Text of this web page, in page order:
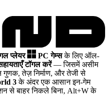
प्लेयर PC गेम्सके लिए ऑल-
टॉगल करें— जिसमें असीम
गुणक, तेज़ निर्माण, और तेजी से
3के अंदर एक आसान इन-गेम
से बाहर निकले बिना, Alt+W के